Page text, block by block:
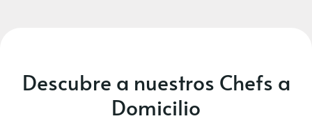
Descubre a nuestros Chefs a
Domicilio